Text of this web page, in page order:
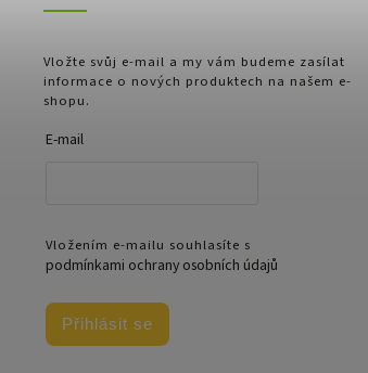
Vložte svůj e-mail a my vám budeme zasílat
informace o nových produktech na našem e-
shopu.
E-mail
Vložením e-mailu souhlasíte s
podmínkami ochrany osobních údajů
Přihlásit se